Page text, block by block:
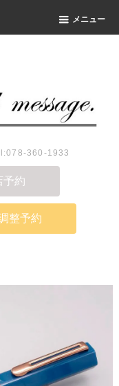
メニュー
360-1933
予約
整予約